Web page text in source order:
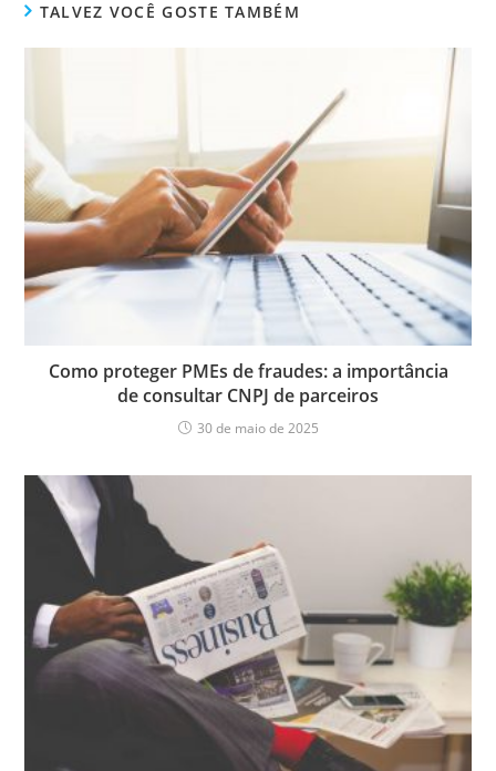
TALVEZ VOCÊ GOSTE TAMBÉM
Como proteger PMEs de fraudes: a importância
de consultar CNPJ de parceiros
30 de maio de 2025